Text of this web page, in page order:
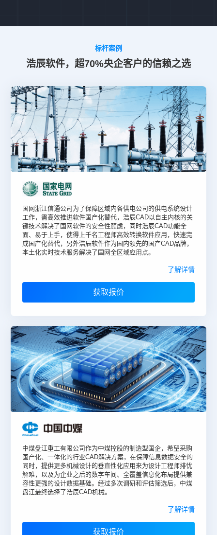
标杆案例
浩辰软件，超70%央企客户的信赖之选
国网浙江信通公司为了保障区域内各供电公司的供电系统设计
工作，需高效推进软件国产化替代，浩辰CAD以自主内核的关
键技术解决了国网软件的安全性顾虑，同时浩辰CAD功能全
面、易于上手，使得上千名工程师高效转换软件应用，快速完
成国产化替代，另外浩辰软件作为国内领先的国产CAD品牌，
本土化实时技术服务解决了国网全区域应用点。
了解详情
获取报价
中煤盘江重工有限公司作为中煤控股的制造型国企，希望采购
国产化、一体化的行业CAD解决方案，在保障信息数据安全的
同时，提供更多机械设计的垂直性化应用来为设计工程师排忧
解难，以及为企业之后的数字车间、全覆盖信息化布局提供兼
容性更强的设计数据基础。经过多次调研和评估筛选后，中煤
盘江最终选择了浩辰CAD机械。
了解详情
获取报价